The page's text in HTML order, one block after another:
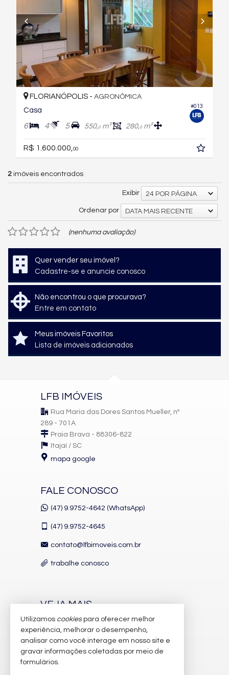
#013
FLORIANÓPOLIS - AGRONÔMICA
Casa
6 4 5 550,0m² 280,0m²
R$ 1.600.000,00
2 imóveis encontrados
Exibir 24 POR PÁGINA
Ordenar por DATA MAIS RECENTE
(nenhuma avaliação)
Quer vender seu imóvel?
Cadastre-se e anuncie conosco
Não encontrou o que procurava?
Entre em contato
Meus imóveis Favoritos
Lista de imóveis adicionados
LFB IMÓVEIS
Rua Maria das Dores Santos Mueller, nº
289 - 701A
Praia Brava - 88306-822
Itajaí / SC
mapa google
FALE CONOSCO
(47) 9.9752-4642 (WhatsApp)
(47) 9.9752-4645
contato@lfbimoveis.com.br
trabalhe conosco
VEJA MAIS
receba nosso newsletter
indicadores financeiros
Utilizamos cookiespara oferecer melhor
experiência, melhorar o desempenho,
analisar como você interage em nosso site e
gravar informações coletadas por meio de
formulários.